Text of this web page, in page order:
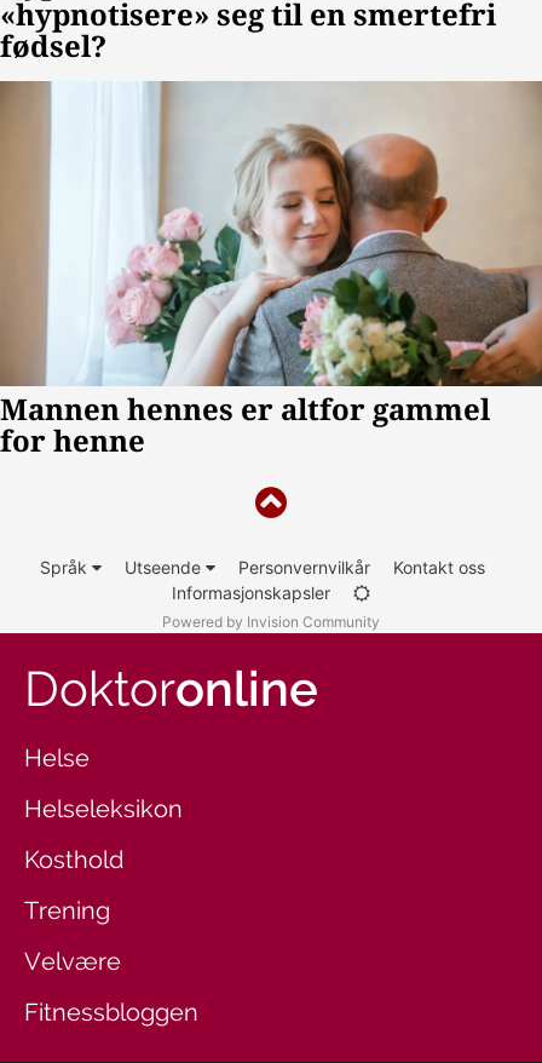
Språk Utseende Personvernvilkår
Kontakt oss
Informasjonskapsler
Powered by Invision Community
Doktoronline
Helse
Helseleksikon
Kosthold
Trening
Velvære
Fitnessbloggen